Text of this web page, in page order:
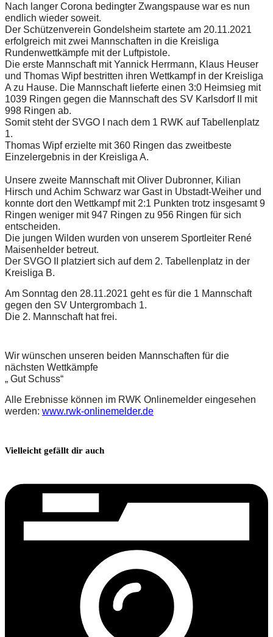
Nach langer Corona bedingter Zwangspause war es nun
endlich wieder soweit.
Der Schützenverein Gondelsheim startete am 20.11.2021
erfolgreich mit zwei Mannschaften in die Kreisliga
Rundenwettkämpfe mit der Luftpistole.
Die erste Mannschaft mit Yannick Herrmann, Klaus Heuser
und Thomas Wipf bestritten ihren Wettkampf in der Kreisliga
A zu Hause. Die Mannschaft lieferte einen 3:0 Heimsieg mit
1039 Ringen gegen die Mannschaft des SV Karlsdorf II mit
998 Ringen ab.
Somit steht der SVGO I nach dem 1 RWK auf Tabellenplatz
1.
Thomas Wipf erzielte mit 360 Ringen das zweitbeste
Einzelergebnis in der Kreisliga A.
Unsere zweite Mannschaft mit Oliver Dubronner, Kilian
Hirsch und Achim Schwarz war Gast in Ubstadt-Weiher und
konnte dort den Wettkampf mit 2:1 Punkten trotz insgesamt 9
Ringen weniger mit 947 Ringen zu 956 Ringen für sich
entscheiden.
Die jungen Wilden wurden von unserem Sportleiter René
Maisenhelder betreut.
Der SVGO II platziert sich auf dem 2. Tabellenplatz in der
Kreisliga B.
Am Sonntag den 28.11.2021 geht es für die 1 Mannschaft
gegen den SV Untergrombach 1.
Die 2. Mannschaft hat frei.
Wir wünschen unseren beiden Mannschaften für die
nächsten Wettkämpfe
„ Gut Schuss“
Alle Erebnisse können im RWK Onlinemelder eingesehen
werden: www.rwk-onlinemelder.de
Vielleicht gefällt dir auch